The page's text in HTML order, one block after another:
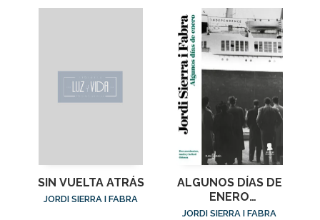
SIN VUELTA ATRÁS
JORDI SIERRA I FABRA
ALGUNOS DÍAS DE
ENERO
(INSPECTOR
JORDI SIERRA I FABRA